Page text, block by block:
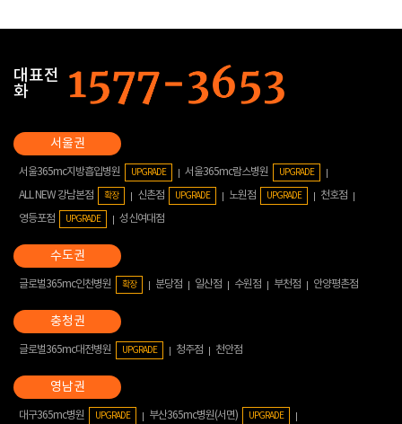
대표전
화
서울365mc지방흡입병원 UPGRADE 서울365mc람스병원 UPGRADE
ALL NEW 강남본점 확장 신촌점 UPGRADE 노원점 UPGRADE
천호점
영등포점
UPGRADE 성신여대점
글로벌365mc인천병원 확장 분당점 일산점 수원점 부천점 안양평촌점
글로벌365mc대전병원 UPGRADE 청주점 천안점
대구365mc병원 UPGRADE 부산365mc병원(서면) UPGRADE